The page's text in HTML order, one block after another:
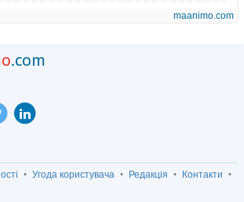
.com
Угода користувача Редакція
Контакти